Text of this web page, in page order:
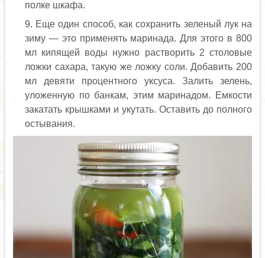
полке шкафа.
Еще один способ, как сохранить зеленый лук на
зиму — это применять маринада. Для этого в 800
мл кипящей воды нужно растворить 2 столовые
ложки сахара, такую же ложку соли. Добавить 200
мл девяти процентного уксуса. Залить зелень,
уложенную по банкам, этим маринадом. Емкости
закатать крышками и укутать. Оставить до полного
остывания.